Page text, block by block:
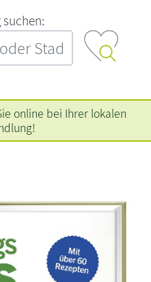
online bei Ihrer lokalen